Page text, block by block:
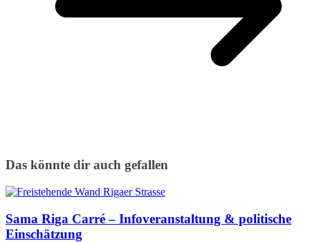
Das könnte dir auch gefallen
Sama Riga Carré – Infoveranstaltung & politische
Einschätzung